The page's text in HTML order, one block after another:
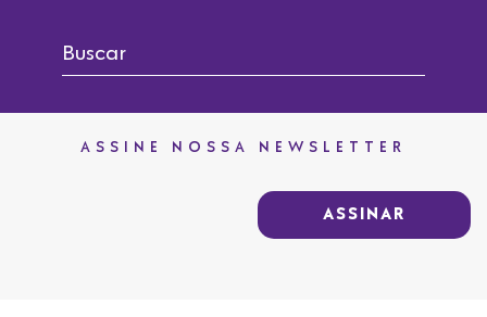
ASSINE NOSSA NEWSLETTER
ASSINAR